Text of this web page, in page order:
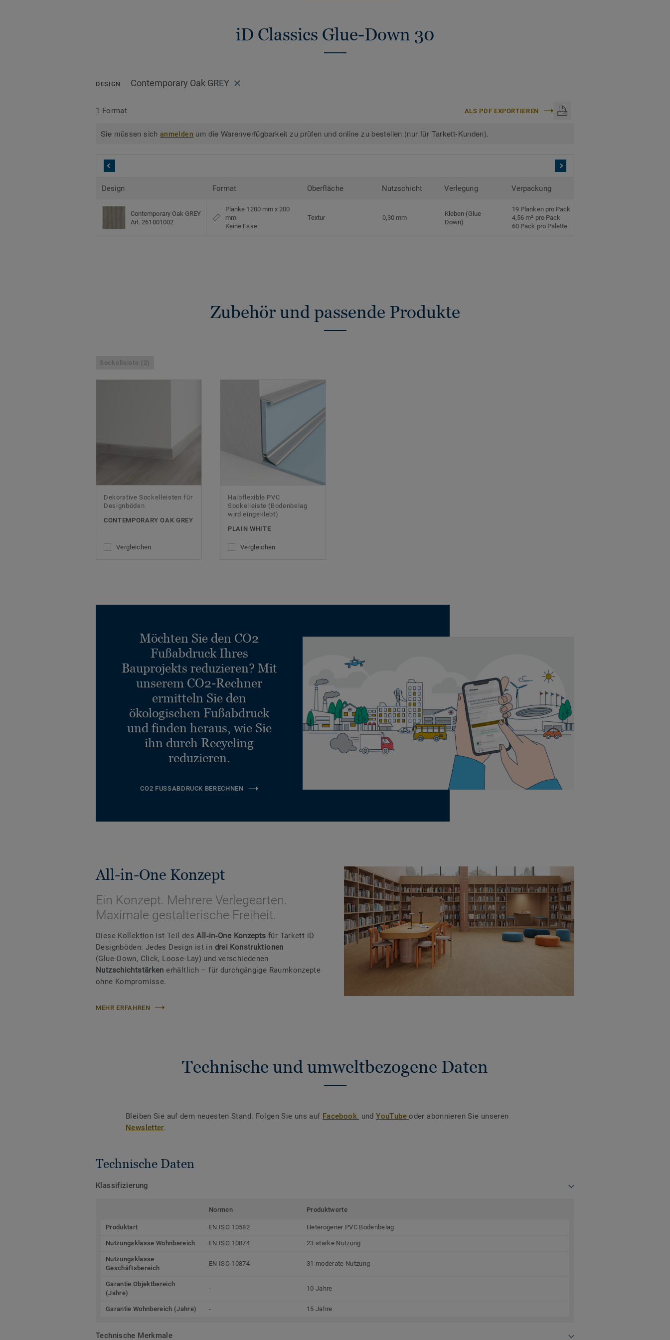
iD Classics Glue-Down 30
DESIGN Contemporary Oak GREY
1 Format ALS PDF EXPORTIEREN
Sie müssen sichanmelden um die Warenverfügbarkeit zu prüfen und online zu bestellen (nur für Tarkett-Kunden).
Design Format Oberfläche Nutzschicht Verlegung Verpackung
Contemporary Oak GREY
Art. 261001002
Planke 1200 mm x 200
mm
Keine Fase
Textur 0,30 mm
Kleben (Glue
Down)
19 Planken pro Pack
4,56 m² pro Pack
60 Pack pro Palette
Zubehör und passende Produkte
Sockelleiste (2)
Dekorative Sockelleisten für
Designböden
CONTEMPORARY OAK GREY
Vergleichen
Halbflexible PVC
Sockelleiste (Bodenbelag
wird eingeklebt)
PLAIN WHITE
Vergleichen
Möchten Sie den CO2
Fußabdruck Ihres
Bauprojekts reduzieren? Mit
unserem CO2-Rechner
ermitteln Sie den
ökologischen Fußabdruck
und finden heraus, wie Sie
ihn durch Recycling
reduzieren.
CO2 FUSSABDRUCK BERECHNEN
All-in-One Konzept
Ein Konzept. Mehrere Verlegearten.
Maximale gestalterische Freiheit.
Diese Kollektion ist Teil desAll‑in‑One Konzepts für Tarkett iD
Designböden: Jedes Design ist in drei Konstruktionen
(Glue‑Down, Click, Loose‑Lay) und verschiedenen
Nutzschichtstärken erhältlich – für durchgängige Raumkonzepte
ohne Kompromisse.
MEHR ERFAHREN
Technische und umweltbezogene Daten
Bleiben Sie auf dem neuesten Stand. Folgen Sie uns auf Facebook undYouTubeoder abonnieren Sie unseren
Newsletter.
Technische Daten
Klassifizierung
Normen Produktwerte
Produktart EN ISO 10582 Heterogener PVC Bodenbelag
Nutzungsklasse Wohnbereich EN ISO 10874 23 starke Nutzung
Nutzungsklasse
Geschäftsbereich
EN ISO 10874 31 moderate Nutzung
Garantie Objektbereich
(Jahre)
- 10 Jahre
Garantie Wohnbereich (Jahre) - 15 Jahre
Technische Merkmale